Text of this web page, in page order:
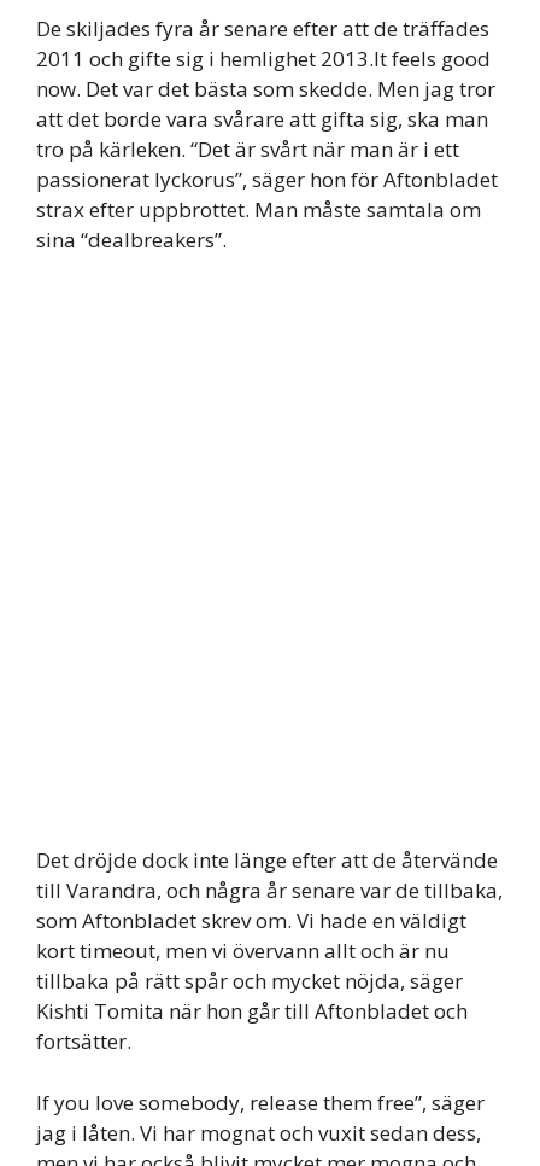
De skiljades fyra år senare efter att de träffades
2011 och gifte sig i hemlighet 2013.It feels good
now. Det var det bästa som skedde. Men jag tror
att det borde vara svårare att gifta sig, ska man
tro på kärleken. “Det är svårt när man är i ett
passionerat lyckorus”, säger hon för Aftonbladet
strax efter uppbrottet. Man måste samtala om
sina “dealbreakers”.
Det dröjde dock inte länge efter att de återvände
till Varandra, och några år senare var de tillbaka,
som Aftonbladet skrev om. Vi hade en väldigt
kort timeout, men vi övervann allt och är nu
tillbaka på rätt spår och mycket nöjda, säger
Kishti Tomita när hon går till Aftonbladet och
fortsätter.
If you love somebody, release them free”, säger
jag i låten. Vi har mognat och vuxit sedan dess,